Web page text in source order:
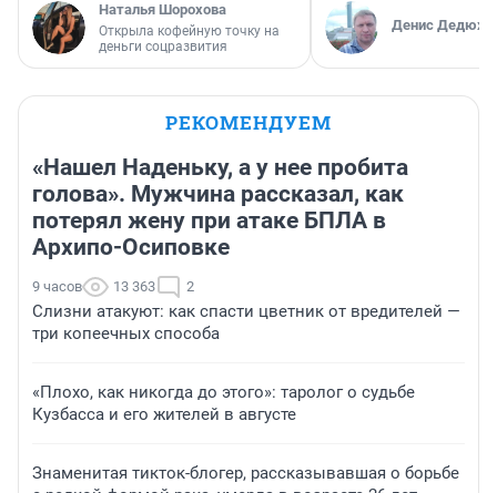
Наталья Шорохова
Открыла кофейную точку на
деньги соцразвития
Денис
РЕКОМЕНДУЕМ
«Нашел Наденьку, а у нее пробита
голова». Мужчина рассказал, как
потерял жену при атаке БПЛА в
Архипо-Осиповке
9 часов 13 363 2
Слизни атакуют: как спасти цветник от вредителей —
три копеечных способа
«Плохо, как никогда до этого»: таролог о судьбе
Кузбасса и его жителей в августе
Знаменитая тикток-блогер, рассказывавшая о борьбе